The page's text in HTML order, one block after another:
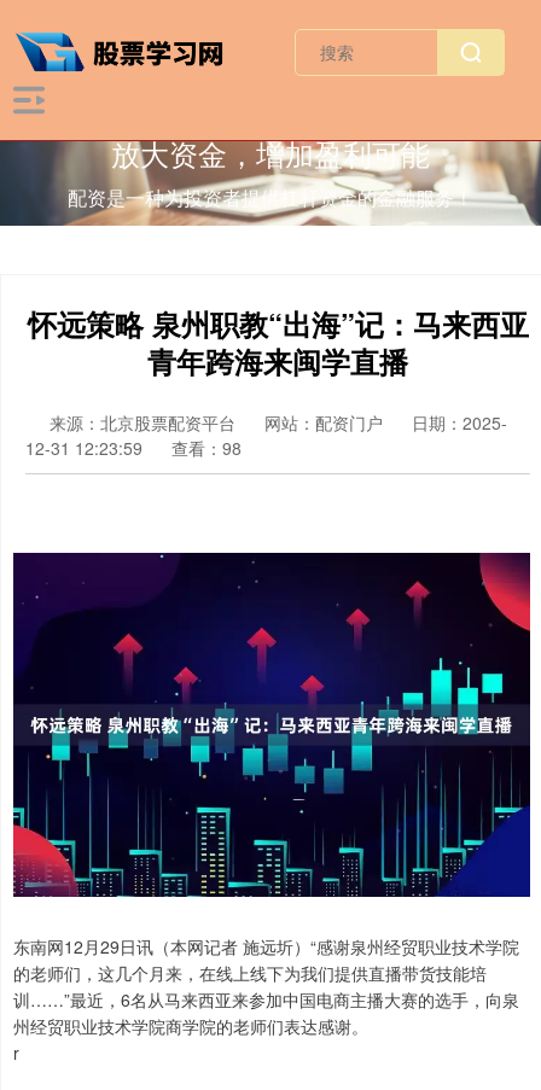
放大资金，增加盈利可能
配资是一种为投资者提供杠杆资金的金融服务！
怀远策略 泉州职教“出海”记：马来西亚
青年跨海来闽学直播
来源：北京股票配资平台 网站：配资门户
日期：2025-
12-31 12:23:59
查看：98
东南网12月29日讯（本网记者 施远圻）“感谢泉州经贸职业技术学院
的老师们，这几个月来，在线上线下为我们提供直播带货技能培
训……”最近，6名从马来西亚来参加中国电商主播大赛的选手，向泉
州经贸职业技术学院商学院的老师们表达感谢。
r